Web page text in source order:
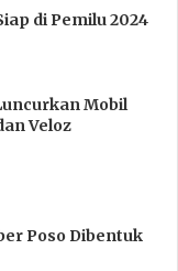
di Pemilu 2024
Mobil
Veloz
Poso Dibentuk